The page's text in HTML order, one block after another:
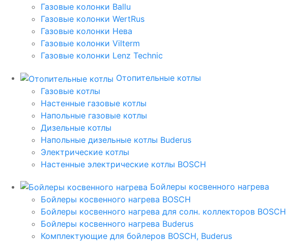
Газовые колонки Ballu
Газовые колонки WertRus
Газовые колонки Нева
Газовые колонки Vilterm
Газовые колонки Lenz Technic
Отопительные котлы
Газовые котлы
Настенные газовые котлы
Напольные газовые котлы
Дизельные котлы
Напольные дизельные котлы Buderus
Электрические котлы
Настенные электрические котлы BOSCH
Бойлеры косвенного нагрева
Бойлеры косвенного нагрева BOSCH
Бойлеры косвенного нагрева для солн. коллекторов BOSCH
Бойлеры косвенного нагрева Buderus
Комплектующие для бойлеров BOSCH, Buderus